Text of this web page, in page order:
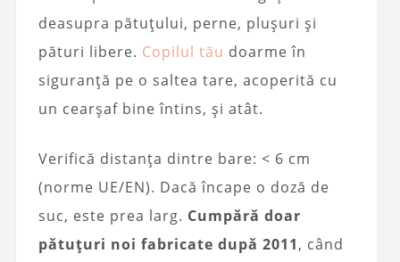
deasupra pătuțului, perne, plușuri și
pături libere. Copilul tău doarme în
siguranță pe o saltea tare, acoperită cu
un cearșaf bine întins, și atât.
Verifică distanța dintre bare: < 6 cm
(norme UE/EN). Dacă încape o doză de
suc, este prea larg. Cumpără doar
pătuțuri noi fabricate după 2011, când